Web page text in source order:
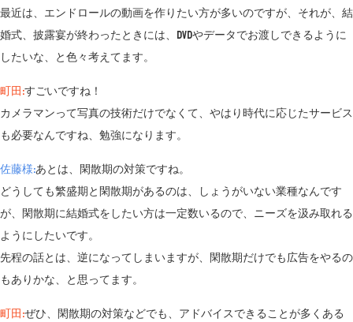
最近は、エンドロールの動画を作りたい方が多いのですが、それが、結
婚式、披露宴が終わったときには、DVDやデータでお渡しできるように
したいな、と色々考えてます。
町田:すごいですね！
カメラマンって写真の技術だけでなくて、やはり時代に応じたサービス
も必要なんですね、勉強になります。
佐藤様:あとは、閑散期の対策ですね。
どうしても繁盛期と閑散期があるのは、しょうがいない業種なんです
が、閑散期に結婚式をしたい方は一定数いるので、ニーズを汲み取れる
ようにしたいです。
先程の話とは、逆になってしまいますが、閑散期だけでも広告をやるの
もありかな、と思ってます。
町田:ぜひ、閑散期の対策などでも、アドバイスできることが多くある